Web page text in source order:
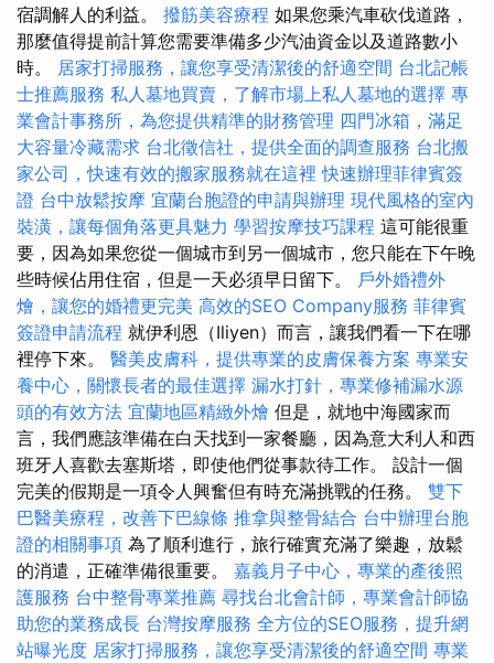
宿調解人的利益。 撥筋美容療程 如果您乘汽車砍伐道路，
那麼值得提前計算您需要準備多少汽油資金以及道路數小
時。 居家打掃服務，讓您享受清潔後的舒適空間 台北記帳
士推薦服務 私人墓地買賣，了解市場上私人墓地的選擇 專
業會計事務所，為您提供精準的財務管理 四門冰箱，滿足
大容量冷藏需求 台北徵信社，提供全面的調查服務 台北搬
家公司，快速有效的搬家服務就在這裡 快速辦理菲律賓簽
證 台中放鬆按摩 宜蘭台胞證的申請與辦理 現代風格的室內
裝潢，讓每個角落更具魅力 學習按摩技巧課程 這可能很重
要，因為如果您從一個城市到另一個城市，您只能在下午晚
些時候佔用住宿，但是一天必須早日留下。 戶外婚禮外
燴，讓您的婚禮更完美 高效的SEO Company服務 菲律賓
簽證申請流程 就伊利恩（Iliyen）而言，讓我們看一下在哪
裡停下來。 醫美皮膚科，提供專業的皮膚保養方案 專業安
養中心，關懷長者的最佳選擇 漏水打針，專業修補漏水源
頭的有效方法 宜蘭地區精緻外燴 但是，就地中海國家而
言，我們應該準備在白天找到一家餐廳，因為意大利人和西
班牙人喜歡去塞斯塔，即使他們從事款待工作。 設計一個
完美的假期是一項令人興奮但有時充滿挑戰的任務。 雙下
巴醫美療程，改善下巴線條 推拿與整骨結合 台中辦理台胞
證的相關事項 為了順利進行，旅行確實充滿了樂趣，放鬆
的消遣，正確準備很重要。 嘉義月子中心，專業的產後照
護服務 台中整骨專業推薦 尋找台北會計師，專業會計師協
助您的業務成長 台灣按摩服務 全方位的SEO服務，提升網
站曝光度 居家打掃服務，讓您享受清潔後的舒適空間 專業